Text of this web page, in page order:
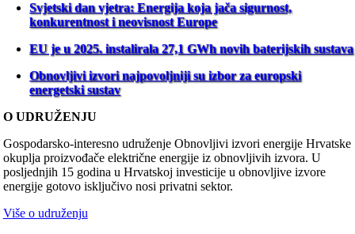
Svjetski dan vjetra: Energija koja jača sigurnost,
konkurentnost i neovisnost Europe
EU je u 2025. instalirala 27,1 GWh novih baterijskih sustava
Obnovljivi izvori najpovoljniji su izbor za europski
energetski sustav
O UDRUŽENJU
Gospodarsko-interesno udruženje Obnovljivi izvori energije Hrvatske
okuplja proizvođače električne energije iz obnovljivih izvora. U
posljednjih 15 godina u Hrvatskoj investicije u obnovljive izvore
energije gotovo isključivo nosi privatni sektor.
Više o udruženju